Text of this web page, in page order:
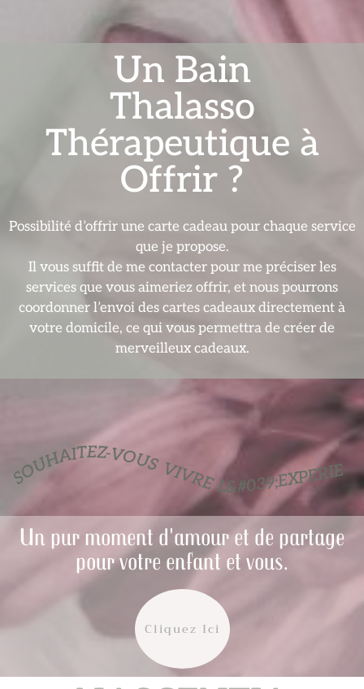
Un Bain
Thalasso
Thérapeutique à
Offrir ?
Possibilité d’offrir une carte cadeau pour chaque service
que je propose.
Il vous suffit de me contacter pour me préciser les
services que vous aimeriez offrir, et nous pourrons
coordonner l’envoi des cartes cadeaux directement à
votre domicile, ce qui vous permettra de créer de
merveilleux cadeaux.
SOUHAITEZ-VOUS VIVRE L&#039;EXPERIENCE ?
Un pur moment d'amour et de partage
pour votre enfant et vous.
Cliquez Ici